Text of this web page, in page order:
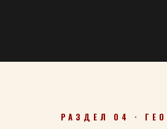
РАЗДЕЛ 04 ·